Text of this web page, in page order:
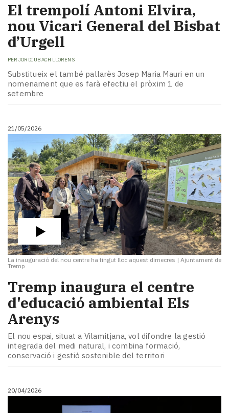
​El trempolí Antoni Elvira,
nou Vicari General del Bisbat
d’Urgell
PER JORDI UBACH LLORENS
Substitueix el també pallarès Josep Maria Mauri en un
nomenament que es farà efectiu el pròxim 1 de
setembre
21/05/2026
La inauguració del nou centre ha tingut lloc aquest dimecres | Ajuntament de
Tremp
​Tremp inaugura el centre
d'educació ambiental Els
Arenys
El nou espai, situat a Vilamitjana, vol difondre la gestió
integrada del medi natural, i combina formació,
conservació i gestió sostenible del territori
20/04/2026